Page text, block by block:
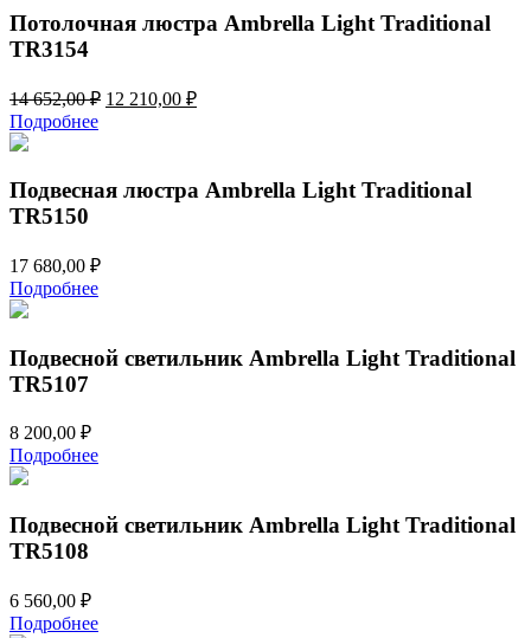
Потолочная люстра Ambrella Light Traditional
TR3154
14 652,00₽ Первоначальная
652,00 ₽.
12 210,00 ₽Текущая
Подробнее
Подвесная люстра Ambrella Light Traditional
TR5150
17 680,00 ₽
Подробнее
Подвесной светильник Ambrella Light Traditional
TR5107
8 200,00 ₽
Подробнее
Подвесной светильник Ambrella Light Traditional
TR5108
6 560,00 ₽
Подробнее